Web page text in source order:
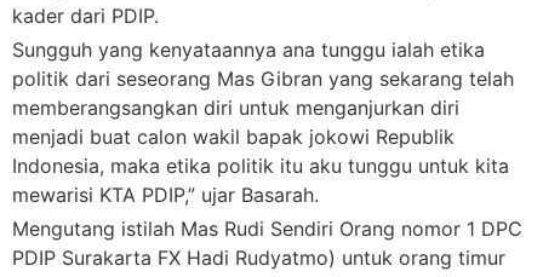
kader dari PDIP.
Sungguh yang kenyataannya ana tunggu ialah etika
politik dari seseorang Mas Gibran yang sekarang telah
memberangsangkan diri untuk menganjurkan diri
menjadi buat calon wakil bapak jokowi Republik
Indonesia, maka etika politik itu aku tunggu untuk kita
mewarisi KTA PDIP,” ujar Basarah.
Mengutang istilah Mas Rudi Sendiri Orang nomor 1 DPC
PDIP Surakarta FX Hadi Rudyatmo) untuk orang timur